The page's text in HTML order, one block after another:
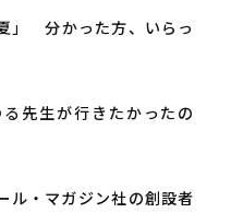
」　分かった方、いらっ
先生が行きたかったの
ル・マガジン社の創設者